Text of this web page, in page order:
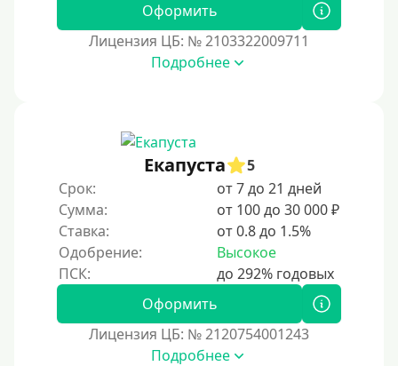
Оформить
Лицензия ЦБ: № 2103322009711
Подробнее
Екапуста
5
Срок:
от 7 до 21 дней
Сумма:
от 100 до 30 000 ₽
Ставка:
от 0.8 до 1.5%
Одобрение:
Высокое
Оформить
Лицензия ЦБ: № 2120754001243
Подробнее